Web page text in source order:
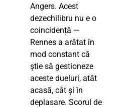
Angers. Acest
dezechilibru nu e o
coincidență —
Rennes a arătat în
mod constant că
știe să gestioneze
aceste dueluri, atât
acasă, cât și în
deplasare. Scorul de